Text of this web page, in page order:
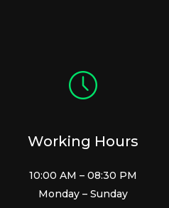
Working Hours
10:00 AM – 08:30 PM
Monday – Sunday